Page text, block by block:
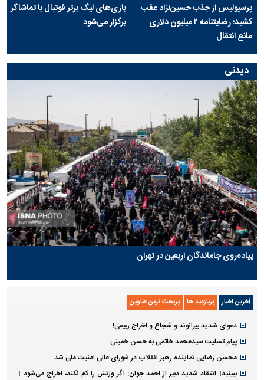
پرسپولیس از جذب حسین‌نژاد عقب
کشید؛ رضایتنامه ۲ میلیون دلاری
مانع انتقال
بازی‌های لیگ برتر فوتبال با تماشاگر
برگزار می‌شود
دیدنی
پیاده‌روی جاماندگان اربعین در تهران
آخرین اخبار پربازدید ها پربحث ترین عناوین
دعوای شدید بیرانوند و شجاع و اخراج ربیعی!
پیام تسلیت سیدمحمد خاتمی به حسن خمینی
محسن رضایی نماینده رهبر انقلاب در شورای عالی امنیت ملی شد
ببینید| انتقاد شدید دبیر از احمد جوان: اگر وزنش را کم نکند، اخراج می‌شود |